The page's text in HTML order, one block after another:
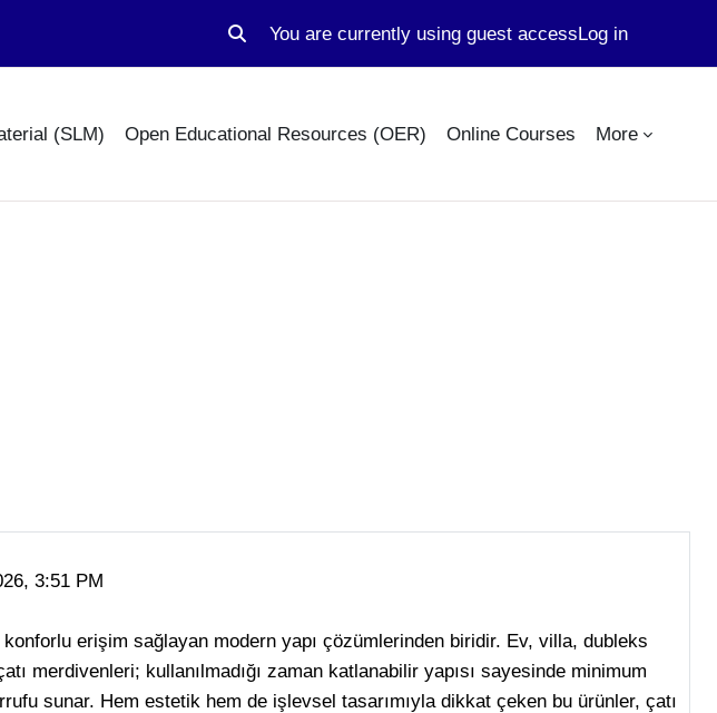
Toggle search input
You are currently using guest accessLog in
(SLM) Open Educational Resources (OER) Online Courses More
3:51 PM
erişim sağlayan modern yapı çözümlerinden biridir. Ev, villa, dubleks
merdivenleri; kullanılmadığı zaman katlanabilir yapısı sayesinde minimum
sunar. Hem estetik hem de işlevsel tasarımıyla dikkat çeken bu ürünler, çatı